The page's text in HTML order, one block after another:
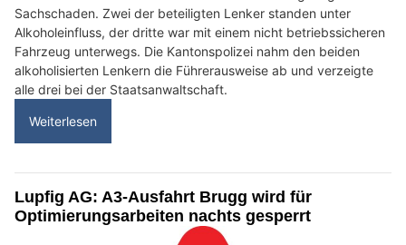
Sachschaden. Zwei der beteiligten Lenker standen unter
Alkoholeinfluss, der dritte war mit einem nicht betriebssicheren
Fahrzeug unterwegs. Die Kantonspolizei nahm den beiden
alkoholisierten Lenkern die Führerausweise ab und verzeigte
alle drei bei der Staatsanwaltschaft.
Weiterlesen
Lupfig AG: A3-Ausfahrt Brugg wird für
Optimierungsarbeiten nachts gesperrt